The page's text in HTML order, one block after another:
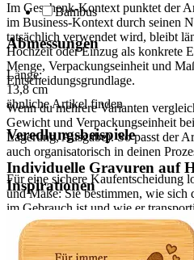
Im Geschenk-Kontext punktet der
im Business-Kontext durch seinen
tatsächlich verwendet wird, bleibt
Hochzeit oder Einzug als konkrete
Menge, Verpackungseinheit und
Entscheidungsgrundlage.
Wenn du mehrere Varianten
Gewicht und Verpackungseinheit
Lagerung, Ausgabe). So passt der
auch organisatorisch in deinen
Für eine sichere Kaufentscheidung
und Maße: Sie bestimmen, wie
im Gebrauch ist und wie er
Wenn du für mehrere Personen
Verpackungseinheit bei der
Risiken.
Bambus
Abmessungen
Länge:
13,8cm
ähnliche Artikel finden
Veredlungsbeispiele
Individuelle Gravuren auf
Inspirationen